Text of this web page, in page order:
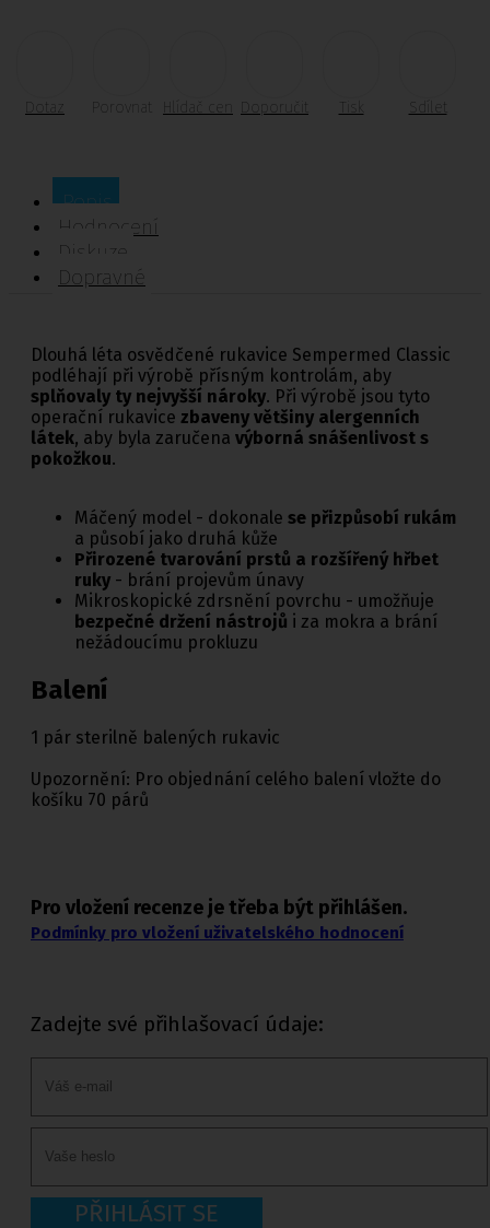
Dotaz Porovnat Doporučit Tisk Sdílet
Popis
Hodnocení
Diskuze
Dopravné
Dlouhá léta osvědčené rukavice Sempermed Classic
podléhají při výrobě přísným kontrolám, aby
splňovaly ty nejvyšší nároky. Při výrobě jsou tyto
operační rukavice zbaveny většiny alergenních
látek, aby byla zaručena výborná snášenlivost s
pokožkou.
Máčený model - dokonale se přizpůsobí rukám
a působí jako druhá kůže
Přirozené tvarování prstů a rozšířený hřbet
ruky - brání projevům únavy
Mikroskopické zdrsnění povrchu - umožňuje
bezpečné držení nástrojů i za mokra a brání
nežádoucímu prokluzu
Balení
1 pár sterilně balených rukavic
Upozornění: Pro objednání celého balení vložte do
košíku 70 párů
Pro vložení recenze je třeba být přihlášen.
Podmínky pro vložení uživatelského hodnocení
Zadejte své přihlašovací údaje:
PŘIHLÁSIT SE